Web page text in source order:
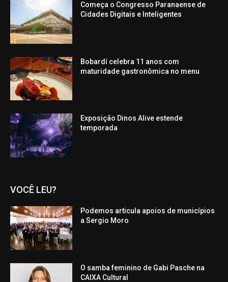
Começa o Congresso Paranaense de
Cidades Digitais e Inteligentes
Bobardí celebra 11 anos com
maturidade gastronômica no menu
Exposição Dinos Alive estende
temporada
VOCÊ LEU?
Podemos articula apoios de municípios
a Sergio Moro
O samba feminino de Gabi Pasche na
CAIXA Cultural